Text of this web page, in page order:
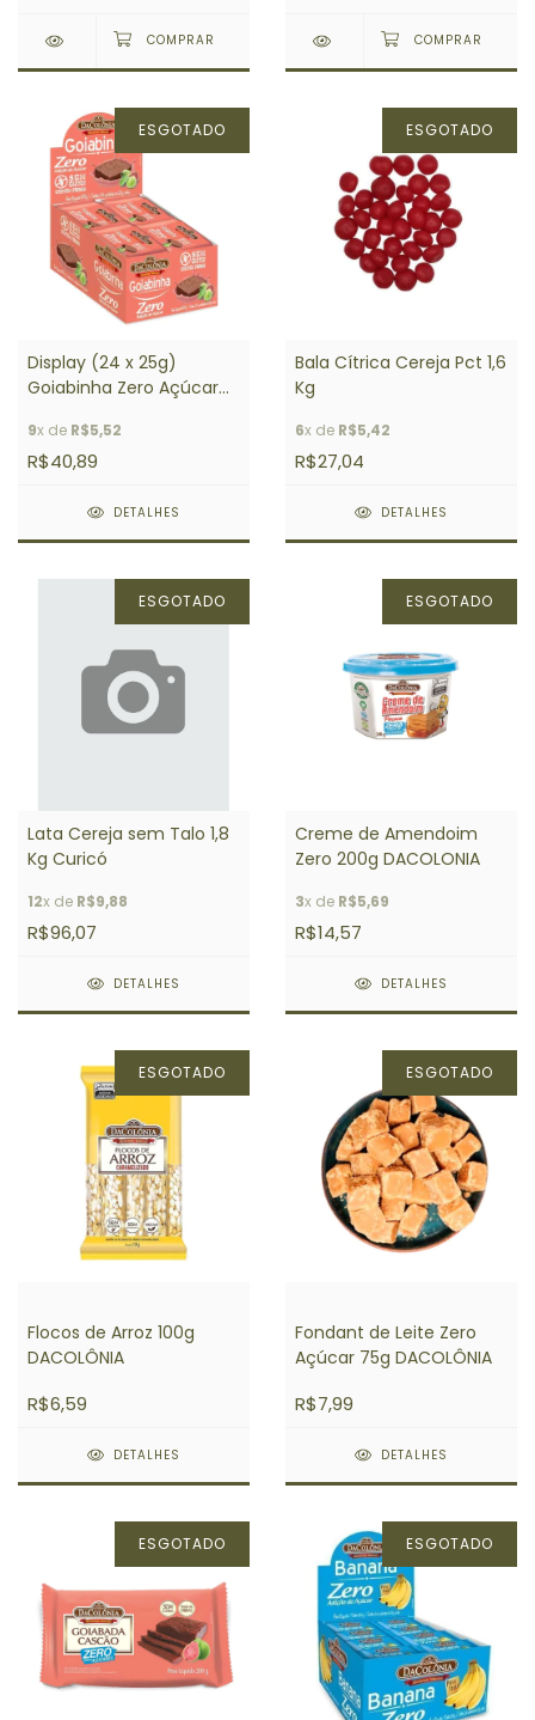
ESGOTADO
Display (24 x 25g)
Goiabinha Zero Açúcar
9x de R$5,52
R$40,89
DETALHES
ESGOTADO
Bala Cítrica Cereja Pct 1,6
Kg
6x de R$5,42
R$27,04
DETALHES
ESGOTADO
Lata Cereja sem Talo 1,8
Kg Curicó
12x de R$9,88
R$96,07
DETALHES
ESGOTADO
Creme de Amendoim
Zero 200g DACOLONIA
3x de R$5,69
R$14,57
DETALHES
ESGOTADO
Flocos de Arroz 100g
DACOLÔNIA
R$6,59
DETALHES
ESGOTADO
Fondant de Leite Zero
Açúcar 75g DACOLÔNIA
R$7,99
DETALHES
ESGOTADO ESGOTADO